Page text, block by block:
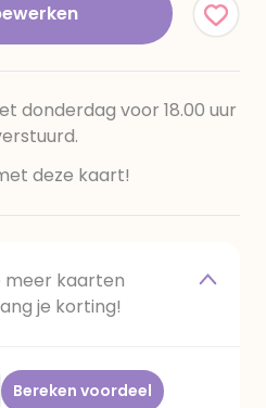
donderdag voor 18.00 uur
deze kaart!
meer kaarten
je korting!
Bereken voordeel